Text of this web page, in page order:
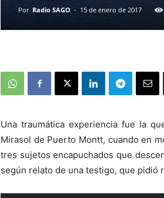
Por Radio SAGO - 15 de enero de 2017
Una traumática experiencia fue la
Mirasol de Puerto Montt, cuando en
tres sujetos encapuchados que
según relato de una testigo, que pidió